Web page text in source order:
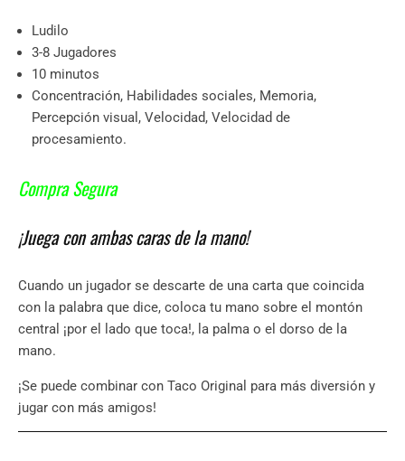
Ludilo
3-8 Jugadores
10 minutos
Concentración, Habilidades sociales, Memoria,
Percepción visual, Velocidad, Velocidad de
procesamiento.
Compra Segura
¡Juega con ambas caras de la mano!
Cuando un jugador se descarte de una carta que coincida
con la palabra que dice, coloca tu mano sobre el montón
central ¡por el lado que toca!, la palma o el dorso de la
mano.
¡Se puede combinar con Taco Original para más diversión y
jugar con más amigos!